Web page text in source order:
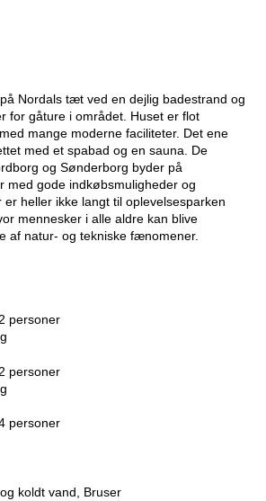
Nordals tæt ved en dejlig badestrand og
for gåture i området. Huset er flot
mange moderne faciliteter. Det ene
med et spabad og en sauna. De
og Sønderborg byder på
med gode indkøbsmuligheder og
er heller ikke langt til oplevelsesparken
mennesker i alle aldre kan blive
af natur- og tekniske fænomener.
personer
personer
personer
koldt vand, Bruser